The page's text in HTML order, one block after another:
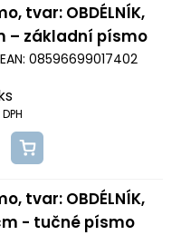
tvar: OBDÉLNÍK,
– základní písmo
EAN: 08596699017402
tvar: OBDÉLNÍK,
- tučné písmo